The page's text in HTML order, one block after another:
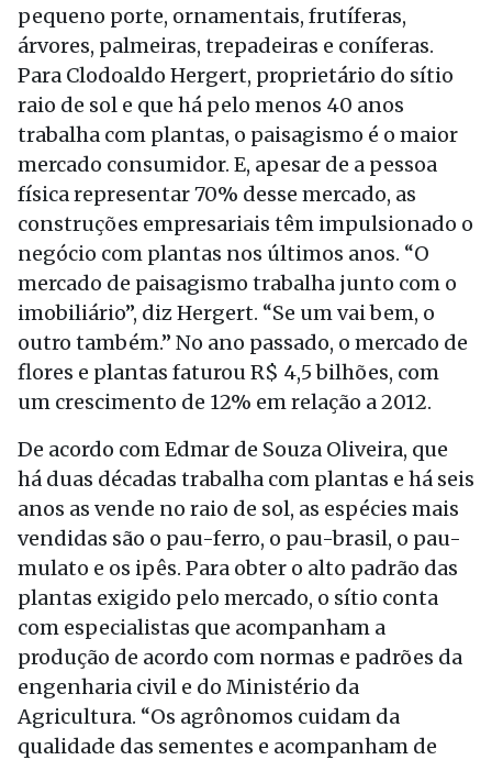
pequeno porte, ornamentais, frutíferas,
árvores, palmeiras, trepadeiras e coníferas.
Para Clodoaldo Hergert, proprietário do sítio
raio de sol e que há pelo menos 40 anos
trabalha com plantas, o paisagismo é o maior
mercado consumidor. E, apesar de a pessoa
física representar 70% desse mercado, as
construções empresariais têm impulsionado o
negócio com plantas nos últimos anos. “O
mercado de paisagismo trabalha junto com o
imobiliário”, diz Hergert. “Se um vai bem, o
outro também.” No ano passado, o mercado de
flores e plantas faturou R$ 4,5 bilhões, com
um crescimento de 12% em relação a 2012.
De acordo com Edmar de Souza Oliveira, que
há duas décadas trabalha com plantas e há seis
anos as vende no raio de sol, as espécies mais
vendidas são o pau-ferro, o pau-brasil, o pau-
mulato e os ipês. Para obter o alto padrão das
plantas exigido pelo mercado, o sítio conta
com especialistas que acompanham a
produção de acordo com normas e padrões da
engenharia civil e do Ministério da
Agricultura. “Os agrônomos cuidam da
qualidade das sementes e acompanham de